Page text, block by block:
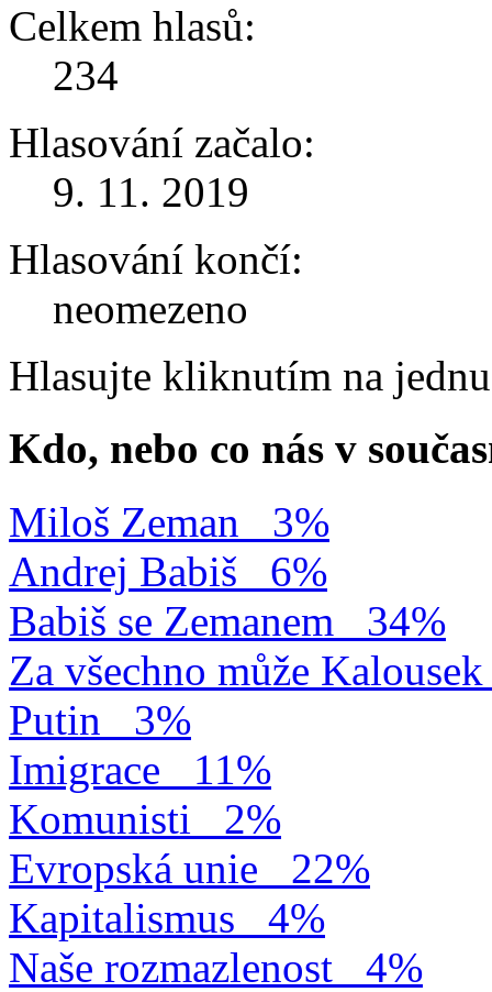
Celkem hlasů:
234
Hlasování začalo:
9. 11. 2019
Hlasování končí:
neomezeno
Hlasujte kliknutím na
Kdo, nebo co nás v
Miloš Zeman
3%
Andrej Babiš
6%
Babiš se Zemanem
34%
Za všechno může Kalousek
Putin
3%
Imigrace
11%
Komunisti
2%
Evropská unie
22%
Kapitalismus
4%
Naše rozmazlenost
4%